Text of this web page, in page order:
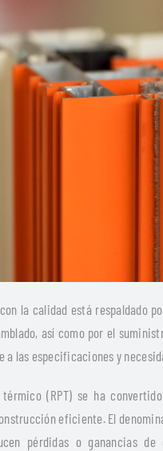
la calidad está respaldado
así como por el
a las especificaciones y
(RPT) se ha
eficiente. El
pérdidas o ganancias de